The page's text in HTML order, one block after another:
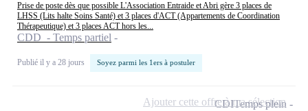
Prise de poste dès que possible L'Association Entraide et Abri gère 3 places de
LHSS (Lits halte Soins Santé) et 3 places d'ACT (Appartements de Coordination
Thérapeutique) et 3 places ACT hors les...
CDD - Temps partiel
Publié il y a 28 jours Soyez parmi les 1ers à postuler
CDITemps plein
Ajouter cette offre à ma sélection